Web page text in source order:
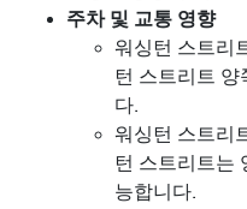
주차 및 교통 영향
워싱턴 스트리
턴 스트리트 양
다.
워싱턴 스트리
턴 스트리트는
능합니다.